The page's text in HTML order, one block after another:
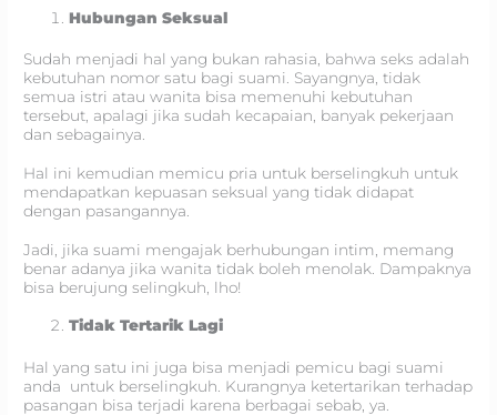
Hubungan Seksual
Sudah menjadi hal yang bukan rahasia, bahwa seks adalah
kebutuhan nomor satu bagi suami. Sayangnya, tidak
semua istri atau wanita bisa memenuhi kebutuhan
tersebut, apalagi jika sudah kecapaian, banyak pekerjaan
dan sebagainya.
Hal ini kemudian memicu pria untuk berselingkuh untuk
mendapatkan kepuasan seksual yang tidak didapat
dengan pasangannya.
Jadi, jika suami mengajak berhubungan intim, memang
benar adanya jika wanita tidak boleh menolak. Dampaknya
bisa berujung selingkuh, lho!
Tidak Tertarik Lagi
Hal yang satu ini juga bisa menjadi pemicu bagi suami
anda untuk berselingkuh. Kurangnya ketertarikan terhadap
pasangan bisa terjadi karena berbagai sebab, ya.